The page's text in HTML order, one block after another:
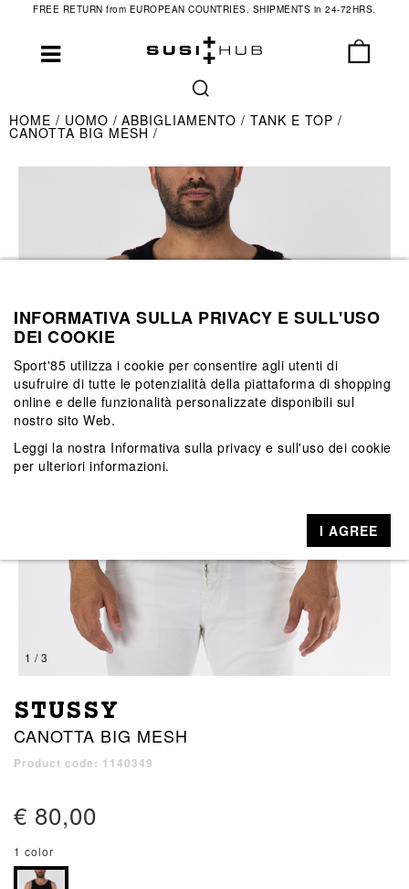
FREE RETURN from EUROPEAN COUNTRIES. SHIPMENTS in 24-72HRS.
HOME UOMO ABBIGLIAMENTO TANK E TOP
CANOTTA BIG MESH
1 / 3
STUSSY
CANOTTA BIG MESH
Product code: 1140349
€ 80,00
1 color
INFORMATIVA SULLA PRIVACY E SULL'USO
DEI COOKIE
Sport'85 utilizza i cookie per consentire agli utenti di
usufruire di tutte le potenzialità della piattaforma di shopping
online e delle funzionalità personalizzate disponibili sul
nostro sito Web.
Leggi la nostra Informativa sulla privacy e sull'uso dei cookie
per ulteriori informazioni.
I AGREE